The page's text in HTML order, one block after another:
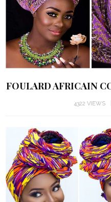
FOULARD AFRICAIN
4322 VIEWS